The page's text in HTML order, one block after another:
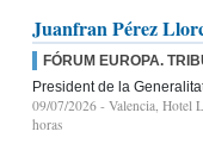
Juanfran Pérez
FÓRUM EUROPA.
President de la
09/07/2026 - Valencia, Hotel
horas